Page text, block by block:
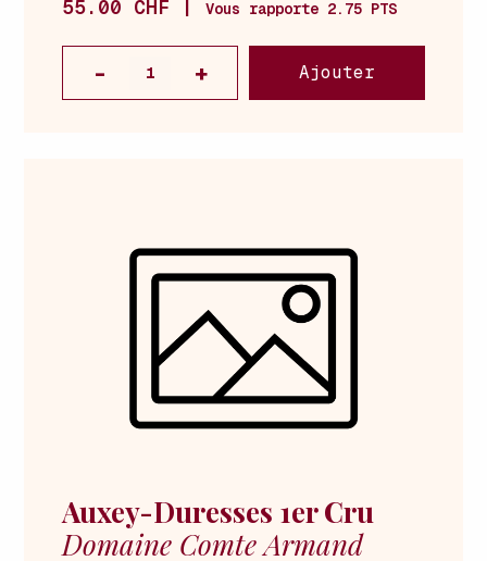
55.00 CHF | Vous rapporte 2.75 PTS
Ajouter
Auxey-Duresses 1er Cru
Domaine Comte Armand